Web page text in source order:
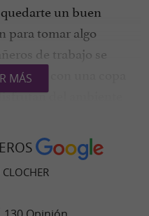
un buen
para tomar algo
de trabajo se
relajan con una copa
del ambiente
pedir uno de los
mensualmente).
regionales
MÁS